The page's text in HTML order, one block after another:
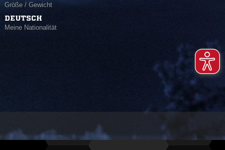
Größe / Gewicht
DEUTSCH
Meine Nationalität